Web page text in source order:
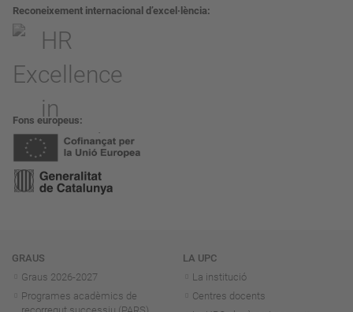
Reconeixement internacional d’excel·lència
Fons europeus
Navegació
GRAUS
Graus 2026-2027
Programes acadèmics de
LA UPC
La institució
Centres docents